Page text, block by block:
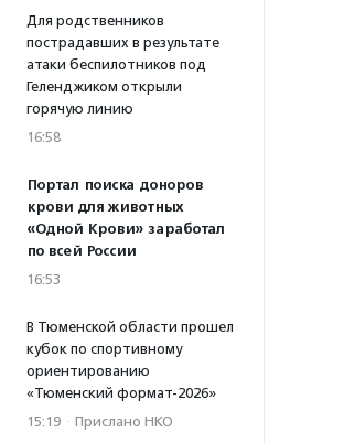
Для родственников
пострадавших в результате
атаки беспилотников под
Геленджиком открыли
горячую линию
16:58
Портал поиска доноров
крови для животных
«Одной Крови» заработал
по всей России
16:53
В Тюменской области прошел
кубок по спортивному
ориентированию
«Тюменский формат-2026»
15:19 · Прислано НКО